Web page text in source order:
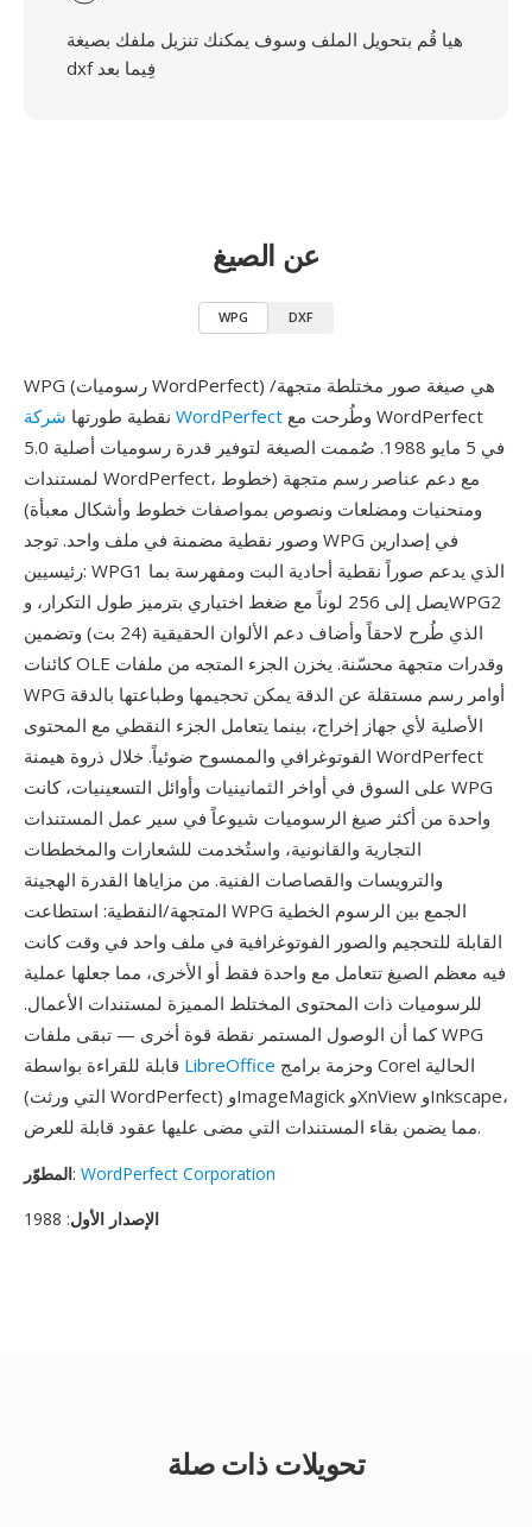
هيا قُم بتحويل الملف وسوف يمكنك تنزيل ملفك بصيغة
dxf فِيما بعد
عن الصيغ
WPG DXF
WPG (رسوميات WordPerfect) هي صيغة صور مختلطة متجهة/
نقطية طورتها شركة WordPerfect
5.0 في 5 مايو 1988. صُممت الصيغة لتوفير قدرة رسوميات أصلية
لمستندات WordPerfect، مع دعم عناصر رسم متجهة (خطوط
ومنحنيات ومضلعات ونصوص بمواصفات خطوط وأشكال معبأة)
وصور نقطية مضمنة في ملف واحد. توجد WPG في إصدارين
رئيسيين: WPG1 الذي يدعم صوراً نقطية أحادية البت ومفهرسة بما
يصل إلى 256 لوناً مع ضغط اختياري بترميز طول التكرار، وWPG2
الذي طُرح لاحقاً وأضاف دعم الألوان الحقيقية (24 بت) وتضمين
كائنات OLE وقدرات متجهة محسّنة. يخزن الجزء المتجه من ملفات
WPG أوامر رسم مستقلة عن الدقة يمكن تحجيمها وطباعتها بالدقة
الأصلية لأي جهاز إخراج، بينما يتعامل الجزء النقطي مع المحتوى
الفوتوغرافي والممسوح ضوئياً. خلال ذروة هيمنة WordPerfect
على السوق في أواخر الثمانينيات وأوائل التسعينيات، كانت WPG
واحدة من أكثر صيغ الرسوميات شيوعاً في سير عمل المستندات
التجارية والقانونية، واستُخدمت للشعارات والمخططات
والترويسات والقصاصات الفنية. من مزاياها القدرة الهجينة
المتجهة/النقطية: استطاعت WPG الجمع بين الرسوم الخطية
القابلة للتحجيم والصور الفوتوغرافية في ملف واحد في وقت كانت
فيه معظم الصيغ تتعامل مع واحدة فقط أو الأخرى، مما جعلها عملية
للرسوميات ذات المحتوى المختلط المميزة لمستندات الأعمال.
كما أن الوصول المستمر نقطة قوة أخرى — تبقى ملفات WPG
LibreOffice
(التي ورثت WordPerfect) وImageMagick وXnView وInkscape،
مما يضمن بقاء المستندات التي مضى عليها عقود قابلة للعرض.
المطوّر: WordPerfect Corporation
الإصدار الأول: 1988
تحويلات ذات صلة